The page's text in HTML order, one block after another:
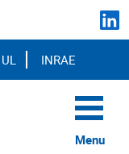
UL INRAE
Menu